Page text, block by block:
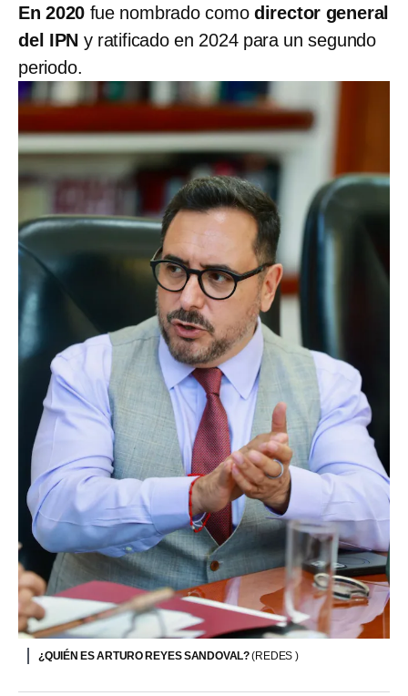
En 2020 fue nombrado como director general
del IPN y ratificado en 2024 para un segundo
periodo.
¿QUIÉN ES ARTURO REYES SANDOVAL?(REDES )